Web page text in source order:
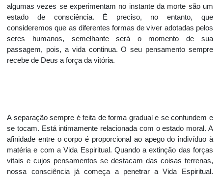
algumas vezes se experimentam no instante da morte são um
estado de consciência. É preciso, no entanto, que
consideremos que as diferentes formas de viver adotadas pelos
seres humanos, semelhante será o momento de sua
passagem, pois, a vida continua. O seu pensamento sempre
recebe de Deus a força da vitória.
A separação sempre é feita de forma gradual e se confundem e
se tocam. Está intimamente relacionada com o estado moral. A
afinidade entre o corpo é proporcional ao apego do indivíduo à
matéria e com a Vida Espiritual. Quando a extinção das forças
vitais e cujos pensamentos se destacam das coisas terrenas,
nossa consciência já começa a penetrar a Vida Espiritual.